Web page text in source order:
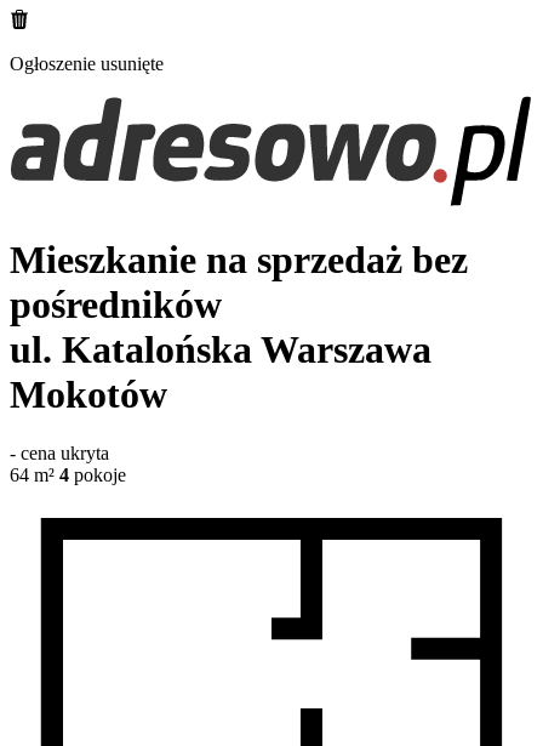
Ogłoszenie usunięte
Mieszkanie na sprzedaż bez
pośredników
ul. Katalońska Warszawa
Mokotów
- cena ukryta
64 m² 4 pokoje